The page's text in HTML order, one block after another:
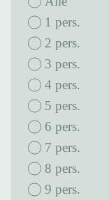
1 pers.
2 pers.
3 pers.
4 pers.
5 pers.
6 pers.
7 pers.
8 pers.
9 pers.